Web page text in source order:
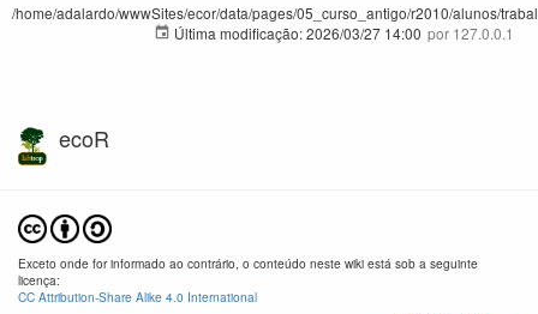
/home/adalardo/wwwSites/ecor/data/pages/05_curso_antigo/r2010/alunos/
Última modificação:2026/03/27 14:00 por 127.0.0.1
ecoR
Exceto onde for informado ao contrário, o conteúdo neste wiki está sob a seguinte
licença:
CC Attribution-Share Alike 4.0 International